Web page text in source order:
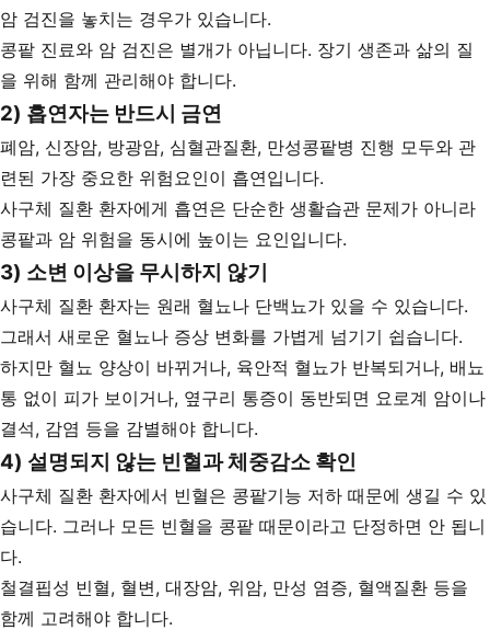
암 검진을 놓치는 경우가 있습니다.
콩팥 진료와 암 검진은 별개가 아닙니다. 장기 생존과 삶의 질
을 위해 함께 관리해야 합니다.
2) 흡연자는 반드시 금연
폐암, 신장암, 방광암, 심혈관질환, 만성콩팥병 진행 모두와 관
련된 가장 중요한 위험요인이 흡연입니다.
사구체 질환 환자에게 흡연은 단순한 생활습관 문제가 아니라
콩팥과 암 위험을 동시에 높이는 요인입니다.
3) 소변 이상을 무시하지 않기
사구체 질환 환자는 원래 혈뇨나 단백뇨가 있을 수 있습니다.
그래서 새로운 혈뇨나 증상 변화를 가볍게 넘기기 쉽습니다.
하지만 혈뇨 양상이 바뀌거나, 육안적 혈뇨가 반복되거나, 배뇨
통 없이 피가 보이거나, 옆구리 통증이 동반되면 요로계 암이나
결석, 감염 등을 감별해야 합니다.
4) 설명되지 않는 빈혈과 체중감소 확인
사구체 질환 환자에서 빈혈은 콩팥기능 저하 때문에 생길 수 있
습니다. 그러나 모든 빈혈을 콩팥 때문이라고 단정하면 안 됩니
다.
철결핍성 빈혈, 혈변, 대장암, 위암, 만성 염증, 혈액질환 등을
함께 고려해야 합니다.